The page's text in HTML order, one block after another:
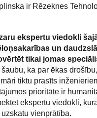
ir Rēzeknes
ekspertu viedokli
un
tikai jomas
ka par ēkas
tiktu prasīts
prioritāte ir
ekspertu viedokli,
vienprātība.